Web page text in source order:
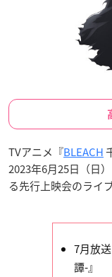
TVアニメ『BLEACH
2023年6月25日（日
る先行上映会のライ
7月放
譚-』